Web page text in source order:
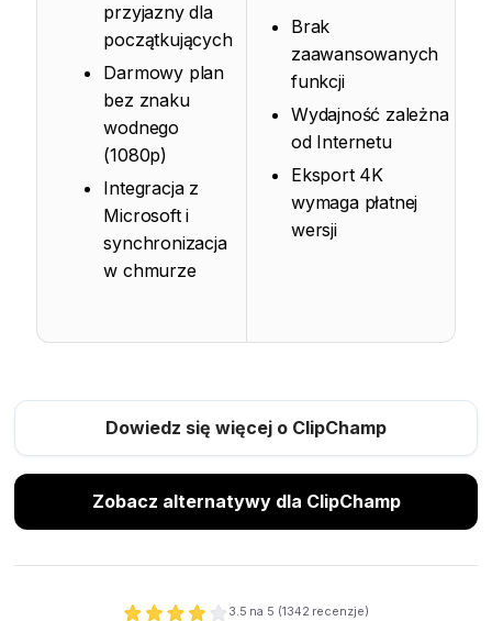
przyjazny dla
początkujących
Darmowy plan
bez znaku
wodnego
(1080p)
Integracja z
Microsoft i
synchronizacja
w chmurze
Brak
zaawansowanych
funkcji
Wydajność zależna
od Internetu
Eksport 4K
wymaga płatnej
wersji
Dowiedz się więcej o ClipChamp
Zobacz alternatywy dla ClipChamp
3.5 na 5 (1342 recenzje)